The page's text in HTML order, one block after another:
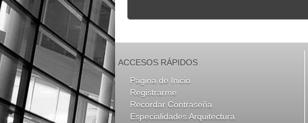
ACCESOS RÁPIDOS
Página de Inicio
Registrarme
Recordar Contraseña
Especialidades Arquitectura